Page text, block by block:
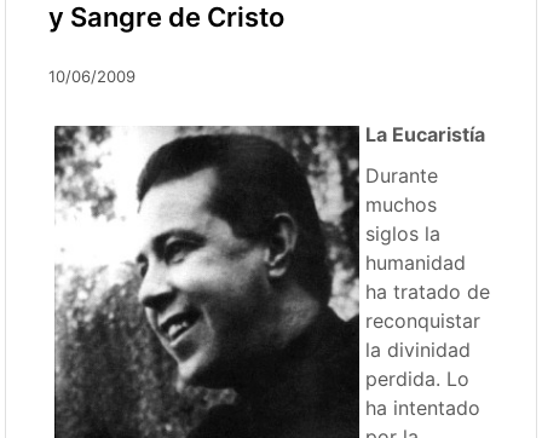
y Sangre de Cristo
10/06/2009
La Eucaristía
Durante
muchos
siglos la
humanidad
ha tratado de
reconquistar
la divinidad
perdida. Lo
ha intentado